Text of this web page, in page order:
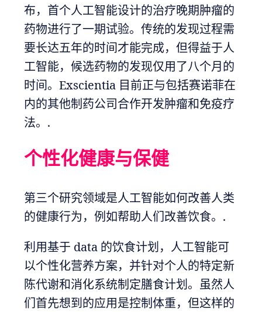
布，首个人工智能设计的治疗晚期肿瘤的
药物进行了一期试验。传统的发现过程需
要长达五年的时间才能完成，但得益于人
工智能，候选药物的发现仅用了八个月的
时间。Exscientia 目前正与包括赛诺菲在
内的其他制药公司合作开发肿瘤和免疫疗
法。.
个性化健康与保健
第三个研究领域是人工智能如何改善人类
的健康行为，例如帮助人们改善饮食。.
利用基于 data 的饮食计划，人工智能可
以个性化营养方案，并针对个人的特定新
陈代谢和消化系统制定膳食计划。虽然人
们首先想到的应用是控制体重，但这样的